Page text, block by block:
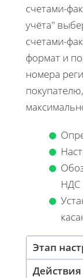
счетами-
учёта"
счетами-
формат и
номера
НДС
Этап
Действия